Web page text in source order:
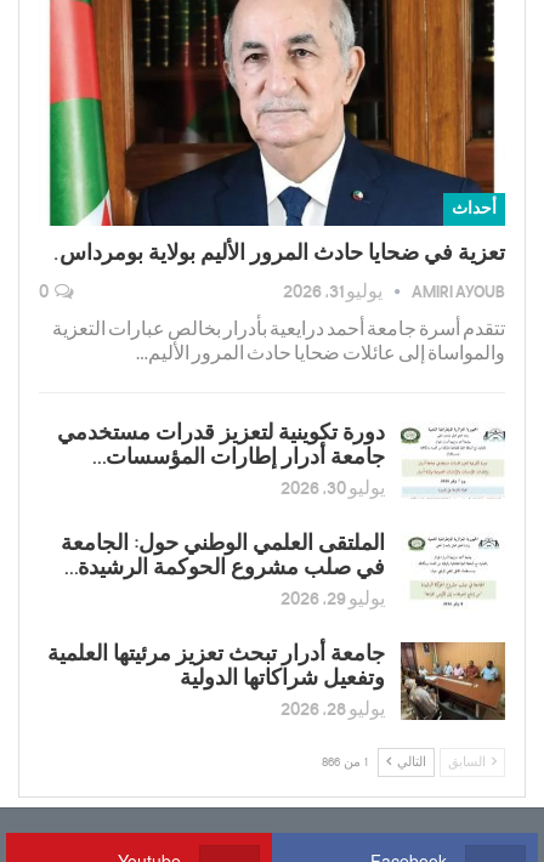
أحداث
تعزية في ضحايا حادث المرور الأليم بولاية بومرداس.
AMIRI AYOUB يوليو 31, 2026
تتقدم أسرة جامعة أحمد درايعية بأدرار بخالص عبارات التعزية
والمواساة إلى عائلات ضحايا حادث المرور الأليم…
دورة تكوينية لتعزیز قدرات مستخدمي
جامعة أدرار إطارات المؤسسات…
يوليو 30, 2026
الملتقى العلمي الوطني حول: الجامعة
في صلب مشروع الحوكمة الرشيدة…
يوليو 29, 2026
جامعة أدرار تبحث تعزيز مرئيتها العلمية
وتفعيل شراكاتها الدولية
يوليو 28, 2026
السابق التالي 1 من 866